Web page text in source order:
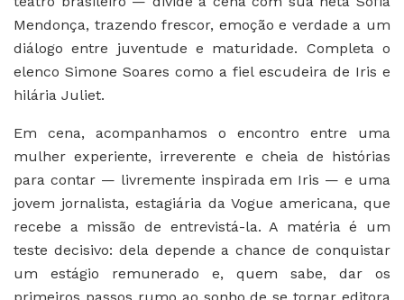
Mendonça, trazendo frescor, emoção e verdade a um
diálogo entre juventude e maturidade. Completa o
elenco Simone Soares como a fiel escudeira de Iris e
hilária Juliet.
Em cena, acompanhamos o encontro entre uma
mulher experiente, irreverente e cheia de histórias
para contar — livremente inspirada em Iris — e uma
jovem jornalista, estagiária da Vogue americana, que
recebe a missão de entrevistá-la. A matéria é um
teste decisivo: dela depende a chance de conquistar
um estágio remunerado e, quem sabe, dar os